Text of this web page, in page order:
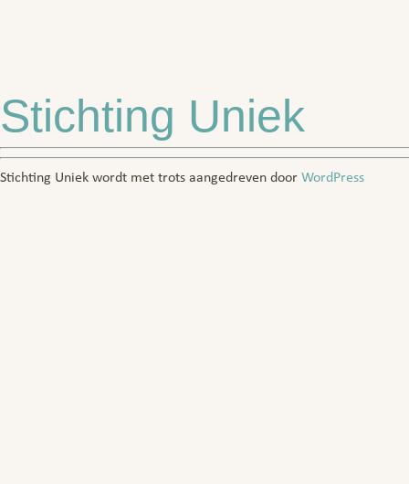
Stichting Uniek
Stichting Uniek wordt met trots aangedreven door WordPress